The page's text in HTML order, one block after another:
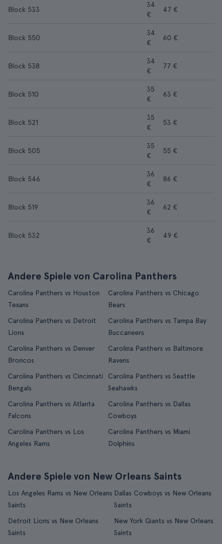
Block 533
34
€
47 €
Block 550
34
€
60 €
Block 538
34
€
77 €
Block 510
35
€
63 €
Block 521
35
€
53 €
Block 505
35
€
55 €
Block 546
36
€
86 €
Block 519
36
€
62 €
Block 532
36
€
49 €
Andere Spiele von Carolina Panthers
Carolina Panthers vs Houston
Texans
Carolina Panthers vs Chicago
Bears
Carolina Panthers vs Detroit
Lions
Carolina Panthers vs Tampa Bay
Buccaneers
Carolina Panthers vs Denver
Broncos
Carolina Panthers vs Baltimore
Ravens
Carolina Panthers vs Cincinnati
Bengals
Carolina Panthers vs Seattle
Seahawks
Carolina Panthers vs Atlanta
Falcons
Carolina Panthers vs Dallas
Cowboys
Carolina Panthers vs Los
Angeles Rams
Carolina Panthers vs Miami
Dolphins
Andere Spiele von New Orleans Saints
Los Angeles Rams vs New Orleans
Saints
Dallas Cowboys vs New Orleans
Saints
Detroit Lions vs New Orleans
Saints
New York Giants vs New Orleans
Saints